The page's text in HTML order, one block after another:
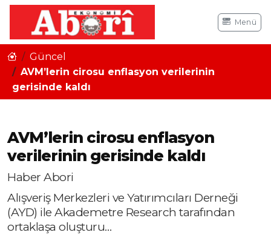
Menü
Güncel
AVM’lerin cirosu enflasyon verilerinin
gerisinde kaldı
AVM’lerin cirosu enflasyon
verilerinin gerisinde kaldı
Haber Abori
Alışveriş Merkezleri ve Yatırımcıları Derneği
(AYD) ile Akademetre Research tarafından
ortaklaşa oluşturu…